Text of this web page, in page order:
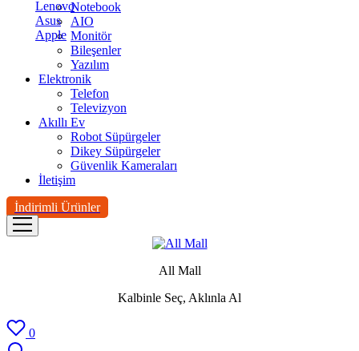
Lenovo
Asus
Apple
Notebook
AIO
Monitör
Bileşenler
Yazılım
Elektronik
Telefon
Televizyon
Akıllı Ev
Robot Süpürgeler
Dikey Süpürgeler
Güvenlik Kameraları
İletişim
İndirimli Ürünler
All Mall
Kalbinle Seç, Aklınla Al
0